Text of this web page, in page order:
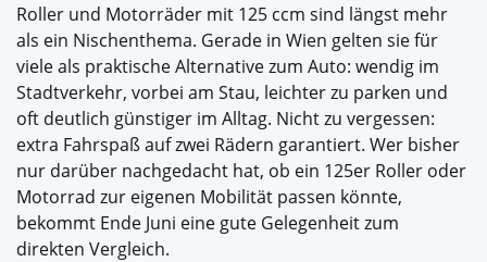
Roller und Motorräder mit 125 ccm sind längst mehr
als ein Nischenthema. Gerade in Wien gelten sie für
viele als praktische Alternative zum Auto: wendig im
Stadtverkehr, vorbei am Stau, leichter zu parken und
oft deutlich günstiger im Alltag. Nicht zu vergessen:
extra Fahrspaß auf zwei Rädern garantiert. Wer bisher
nur darüber nachgedacht hat, ob ein 125er Roller oder
Motorrad zur eigenen Mobilität passen könnte,
bekommt Ende Juni eine gute Gelegenheit zum
direkten Vergleich.